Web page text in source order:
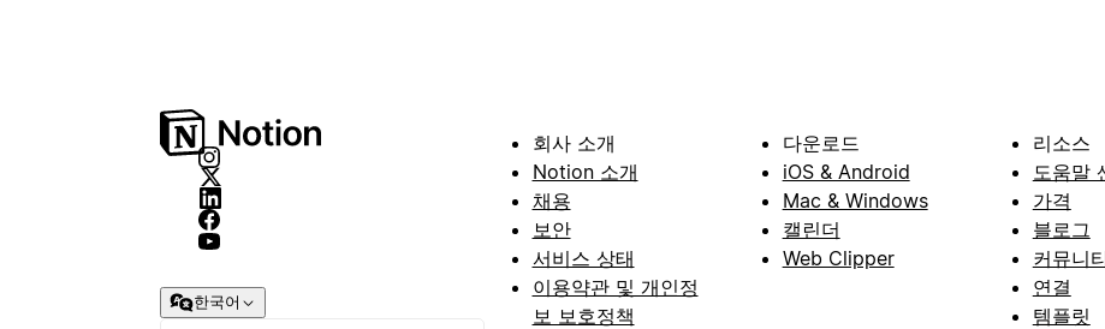
한국어
회사 소개
Notion 소개
채용
보안
서비스 상태
이용약관 및 개인정
보 보호정책
다운로드
iOS & Android
Mac & Windows
캘린더
Web Clipper
리소스
도움말
가격
블로그
커뮤니
연결
템플릿